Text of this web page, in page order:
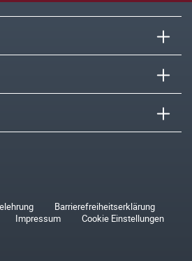
Barrierefreiheitserklärung
Impressum Cookie Einstellungen